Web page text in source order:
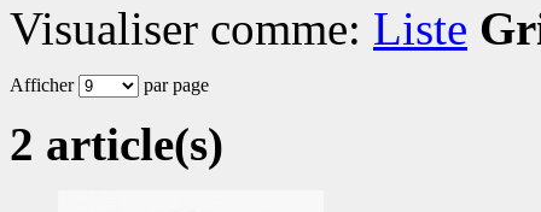
Visualiser comme: Liste
Afficher par page
2 article(s)